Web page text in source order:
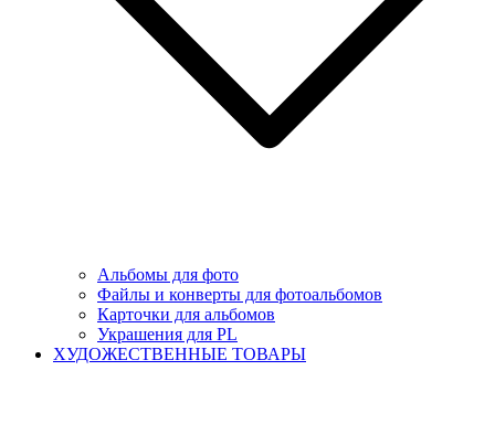
Альбомы для фото
Файлы и конверты для фотоальбомов
Карточки для альбомов
Украшения для PL
ХУДОЖЕСТВЕННЫЕ ТОВАРЫ